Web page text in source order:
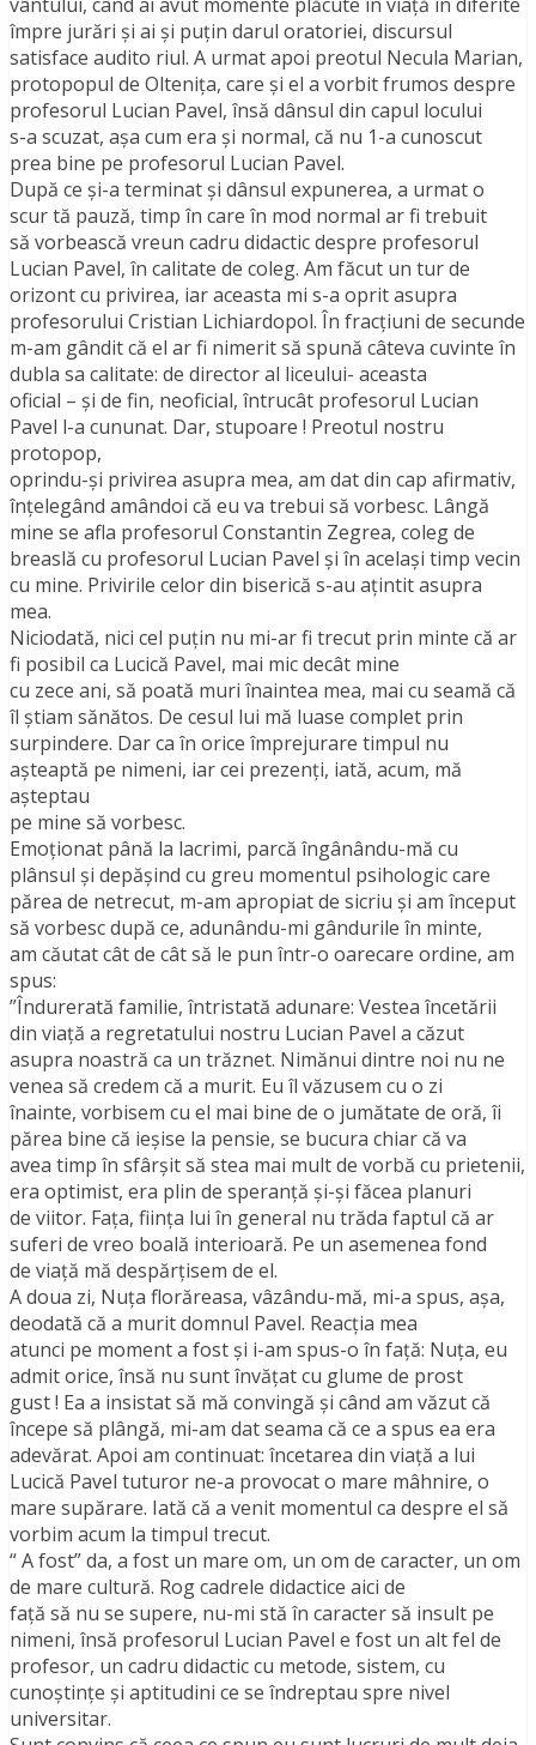
împre jurări şi ai şi puţin darul oratoriei, discursul
satisface audito riul. A urmat apoi preotul Necula Marian,
protopopul de Olteniţa, care şi el a vorbit frumos despre
profesorul Lucian Pavel, însă dânsul din capul locului
s-a scuzat, aşa cum era şi normal, că nu 1-a cunoscut
prea bine pe profesorul Lucian Pavel.
După ce şi-a terminat şi dânsul expunerea, a urmat o
scur tă pauză, timp în care în mod normal ar fi trebuit
să vorbească vreun cadru didactic despre profesorul
Lucian Pavel, în calitate de coleg. Am făcut un tur de
orizont cu privirea, iar aceasta mi s-a oprit asupra
profesorului Cristian Lichiardopol. În fracţiuni de secunde
m-am gândit că el ar fi nimerit să spună câteva cuvinte în
dubla sa calitate: de director al liceului- aceasta
oficial – şi de fin, neoficial, întrucât profesorul Lucian
Pavel l-a cununat. Dar, stupoare ! Preotul nostru
protopop,
oprindu-şi privirea asupra mea, am dat din cap afirmativ,
înţelegând amândoi că eu va trebui să vorbesc. Lângă
mine se afla profesorul Constantin Zegrea, coleg de
breaslă cu profesorul Lucian Pavel şi în acelaşi timp vecin
cu mine. Privirile celor din biserică s-au aţintit asupra
mea.
Niciodată, nici cel puţin nu mi-ar fi trecut prin minte că ar
fi posibil ca Lucică Pavel, mai mic decât mine
cu zece ani, să poată muri înaintea mea, mai cu seamă că
îl ştiam sănătos. De cesul lui mă luase complet prin
surpindere. Dar ca în orice împrejurare timpul nu
aşteaptă pe nimeni, iar cei prezenţi, iată, acum, mă
aşteptau
pe mine să vorbesc.
Emoţionat până la lacrimi, parcă îngânându-mă cu
plânsul şi depăşind cu greu momentul psihologic care
părea de netrecut, m-am apropiat de sicriu şi am început
să vorbesc după ce, adunându-mi gândurile în minte,
am căutat cât de cât să le pun într-o oarecare ordine, am
spus:
”Îndurerată familie, întristată adunare: Vestea încetării
din viaţă a regretatului nostru Lucian Pavel a căzut
asupra noastră ca un trăznet. Nimănui dintre noi nu ne
venea să credem că a murit. Eu îl văzusem cu o zi
înainte, vorbisem cu el mai bine de o jumătate de oră, îi
părea bine că ieşise la pensie, se bucura chiar că va
avea timp în sfârşit să stea mai mult de vorbă cu prietenii,
era optimist, era plin de speranţă şi-şi făcea planuri
de viitor. Faţa, fiinţa lui în general nu trăda faptul că ar
suferi de vreo boală interioară. Pe un asemenea fond
de viaţă mă despărţisem de el.
A doua zi, Nuţa florăreasa, vâzându-mă, mi-a spus, aşa,
deodată că a murit domnul Pavel. Reacţia mea
atunci pe moment a fost şi i-am spus-o în faţă: Nuţa, eu
admit orice, însă nu sunt învăţat cu glume de prost
gust ! Ea a insistat să mă convingă şi când am văzut că
începe să plângă, mi-am dat seama că ce a spus ea era
adevărat. Apoi am continuat: încetarea din viaţă a lui
Lucică Pavel tuturor ne-a provocat o mare mâhnire, o
mare supărare. Iată că a venit momentul ca despre el să
vorbim acum la timpul trecut.
“ A fost” da, a fost un mare om, un om de caracter, un om
de mare cultură. Rog cadrele didactice aici de
faţă să nu se supere, nu-mi stă în caracter să insult pe
nimeni, însă profesorul Lucian Pavel e fost un alt fel de
profesor, un cadru didactic cu metode, sistem, cu
cunoştinţe şi aptitudini ce se îndreptau spre nivel
universitar.